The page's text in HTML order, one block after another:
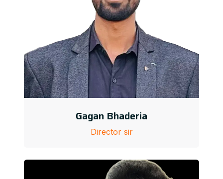
Gagan Bhaderia
Director sir